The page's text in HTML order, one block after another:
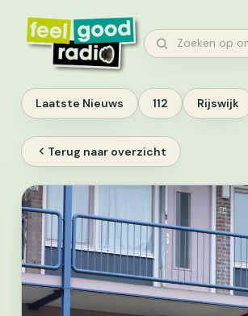
inhoud
Zoeken
Laatste Nieuws 112 Rijswijk
Terug naar overzicht